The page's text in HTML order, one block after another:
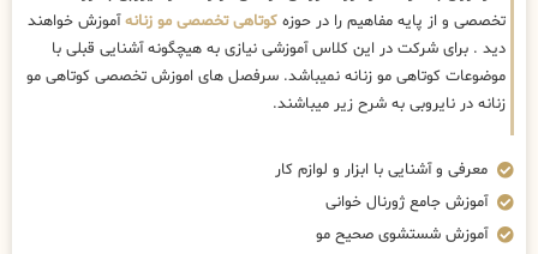
تخصصی و از پایه مفاهیم را در حوزه کوتاهی تخصصی مو زنانهآموزش خواهند
دید . برای شرکت در این کلاس آموزشی نیازی به هیچگونه آشنایی قبلی با
موضوعات کوتاهی مو زنانه نمیباشد. سرفصل های اموزش تخصصی کوتاهی مو
زنانه در نایروبی به شرح زیر میباشند.
معرفی و آشنایی با ابزار و لوازم کار
آموزش جامع ژورنال خوانی
آموزش شستشوی صحیح مو